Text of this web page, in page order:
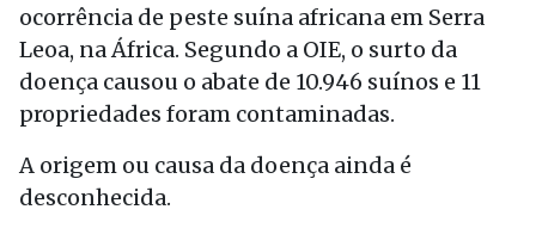
ocorrência de peste suína africana em Serra
Leoa, na África. Segundo a OIE, o surto da
doença causou o abate de 10.946 suínos e 11
propriedades foram contaminadas.
A origem ou causa da doença ainda é
desconhecida.